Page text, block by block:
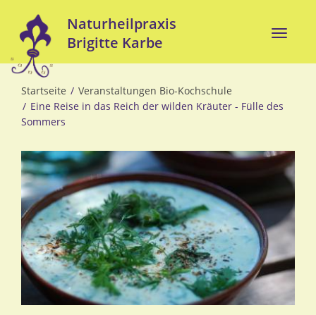
zum
Inhalt
Naturheilpraxis
Brigitte Karbe
Toggle
Startseite
Veranstaltungen Bio-Kochschule
Eine Reise in das Reich der wilden Kräuter - Fülle des
Sommers